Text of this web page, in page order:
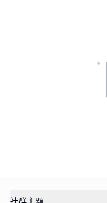
社群主題